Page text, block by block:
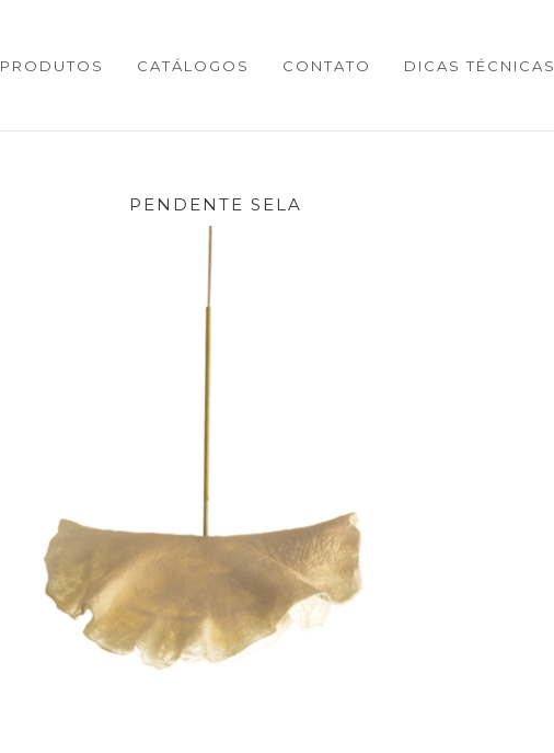
PRODUTOS CATÁLOGOS CONTATO DICAS TÉCNICAS
PENDENTE SELA